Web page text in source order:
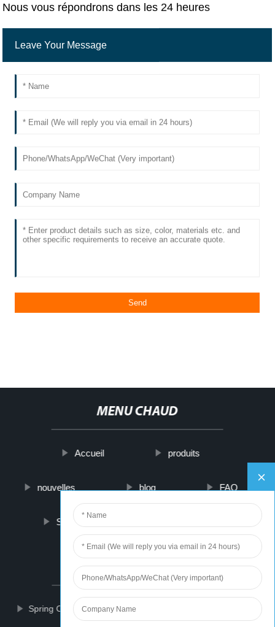
Nous vous répondrons dans les 24 heures
MENU CHAUD
Accueil produits
nouvelles blog FAQ
Sur nous
PARTNER COMPANY
Spring Center Pin Ice Grip